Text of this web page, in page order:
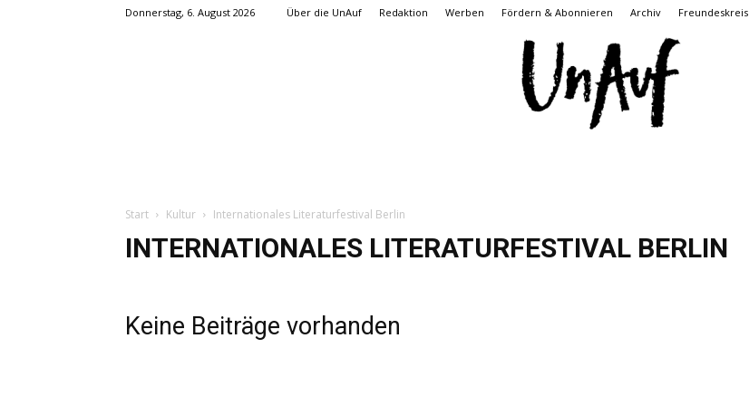
Donnerstag, 6. August 2026 Über die UnAuf Redaktion Werben Fördern & Abonnieren Archiv Freundeskreis
Start Kultur Internationales Literaturfestival Berlin
INTERNATIONALES LITERATURFESTIVAL BERLIN
Keine Beiträge vorhanden